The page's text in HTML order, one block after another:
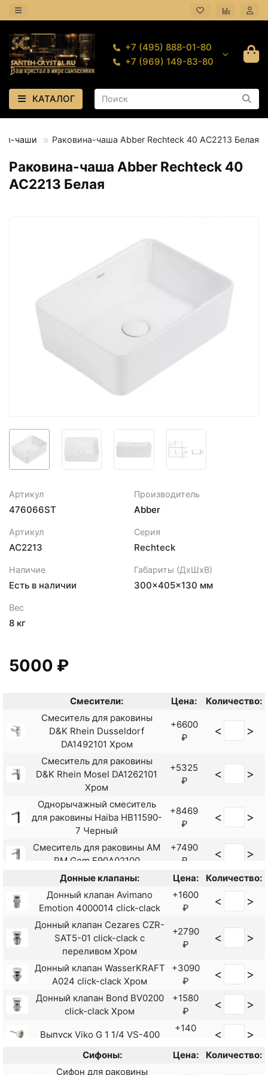
+7 (495) 888-01-80
+7 (969) 149-83-80
КАТАЛОГ
чаши Раковина-чаша Abber Rechteck 40 AC2213 Белая
Раковина-чаша Abber Rechteck 40
AC2213 Белая
Артикул
476066ST
Производитель
Abber
Артикул
AC2213
Серия
Rechteck
Наличие
Есть в наличии
Габариты (ДхШхВ)
300×405×130 мм
Вес
8 кг
5000 ₽
Смесители: Цена:
Количество:
Смеситель для раковины
D&K Rhein Dusseldorf
DA1492101 Хром
+6600
₽
< >
Смеситель для раковины
D&K Rhein Mosel DA1262101
Хром
+5325
₽
< >
Однорычажный смеситель
для раковины Haiba HB11590-
7 Черный
+8469
₽
< >
Смеситель для раковины AM
PM Gem F90A02100
+7490
₽
< >
Смеситель для раковины
AM.PM Gem F90A02122
Черный
+7590
₽
Смеситель для раковины
Cersanit Brasko Black 63107 с
донным клапаном
+8124
₽
< >
Смеситель для раковины
Gappo G1007-16 Черный
+17166
₽
< >
Смеситель для раковины
Kaiser Cezar 05111-2
+11340
< >
Смеситель для раковины
Kaiser Elite 01011-2
₽
Смеситель для раковины
Донные клапаны: Цена:
Количество:
Донный клапан Avimano
Emotion 4000014 click-clack
+1600
₽
< >
Донный клапан Cezares CZR-
SAT5-01 click-clack с
переливом Хром
+2790
₽
< >
Донный клапан WasserKRAFT
A024 click-clack Хром
+3090
₽
< >
Донный клапан Bond BV0200
click-clack Хром
+1580
₽
< >
Выпуск Viko G 1 1/4 VS-400
+140
< >
Донный клапан Alcaplast
A392C click-clack с
Сифоны: Цена:
Количество:
Сифон для раковины